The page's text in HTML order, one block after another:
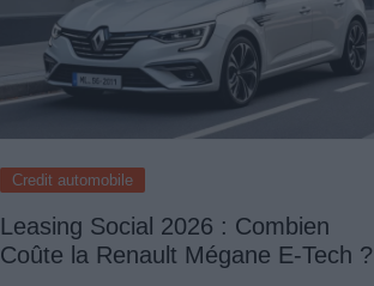
Credit automobile
Leasing Social 2026 : Combien
Coûte la Renault Mégane E-Tech ?